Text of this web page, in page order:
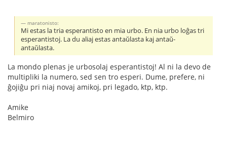
maratonisto:
Mi estas la tria esperantisto en mia urbo. En nia urbo loĝas tri
esperantistoj. La du aliaj estas antaŭlasta kaj antaŭ-
antaŭlasta.
La mondo plenas je urbosolaj esperantistoj! Al ni la devo de
multipliki la numero, sed sen tro esperi. Dume, prefere, ni
ĝojiĝu pri niaj novaj amikoj, pri legado, ktp, ktp.
Amike
Belmiro